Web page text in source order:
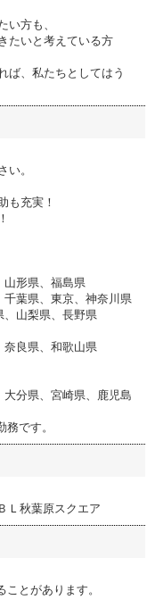
い方も、
たいと考えている方
ば、私たちとしてはう
い。
も充実！
山形県、福島県
葉県、東京、神奈川県
、山梨県、長野県
奈良県、和歌山県
分県、宮崎県、鹿児島
です。
秋葉原スクエア
とがあります。